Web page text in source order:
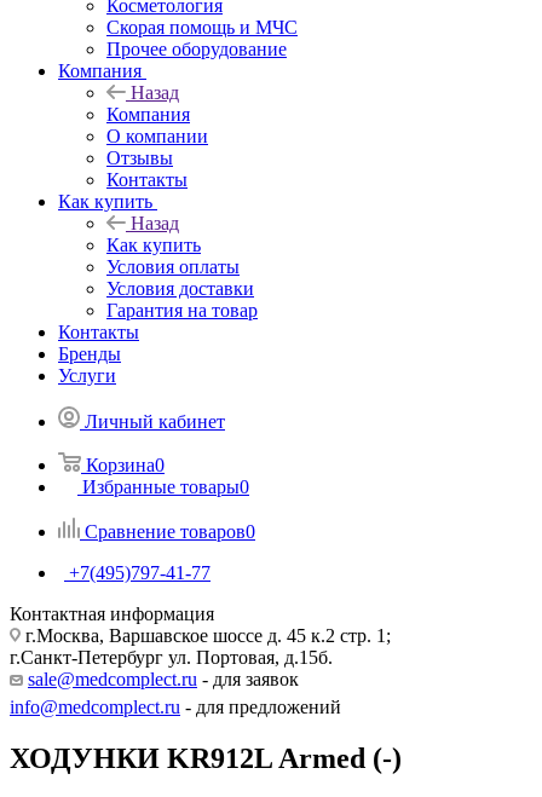
Косметология
Скорая помощь и МЧС
Прочее оборудование
Компания
Назад
Компания
О компании
Отзывы
Контакты
Как купить
Назад
Как купить
Условия оплаты
Условия доставки
Гарантия на товар
Контакты
Бренды
Услуги
Личный кабинет
Корзина0
Избранные товары0
Сравнение товаров0
+7(495)797-41-77
Контактная информация
г.Москва, Варшавское шоссе д. 45 к.2 стр. 1;
г.Санкт-Петербург ул. Портовая, д.15б.
sale@medcomplect.ru - для заявок
info@medcomplect.ru - для предложений
ХОДУНКИ KR912L Armed (-)